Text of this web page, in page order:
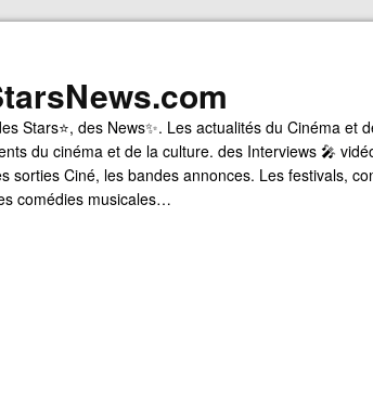
Stars⭐, des News✨. Les actualités du Cinéma et
du cinéma et de la culture. des Interviews 🎤
sorties Ciné, les bandes annonces. Les festivals,
comédies musicales…